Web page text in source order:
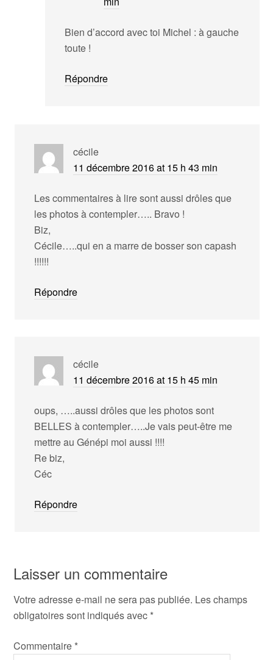
Bien d’accord avec toi Michel : à gauche
toute !
Répondre
cécile
11 décembre 2016 at 15 h 43 min
Les commentaires à lire sont aussi drôles que
les photos à contempler….. Bravo !
Biz,
Cécile…..qui en a marre de bosser son capash
!!!!!!
Répondre
cécile
11 décembre 2016 at 15 h 45 min
oups, …..aussi drôles que les photos sont
BELLES à contempler…..Je vais peut-être me
mettre au Génépi moi aussi !!!!
Re biz,
Céc
Répondre
Laisser un commentaire
Votre adresse e-mail ne sera pas publiée. Les champs
obligatoires sont indiqués avec *
Commentaire *